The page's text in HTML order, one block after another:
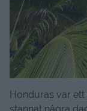
Honduras var